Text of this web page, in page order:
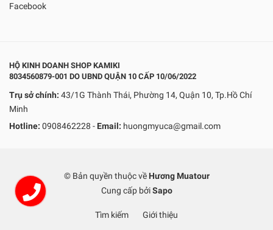
Facebook
HỘ KINH DOANH SHOP KAMIKI
8034560879-001 DO UBND QUẬN 10 CẤP 10/06/2022
Trụ sở chính: 43/1G Thành Thái, Phường 14, Quận 10, Tp.Hồ Chí
Minh
Hotline: 0908462228 - Email: huongmyuca@gmail.com
© Bản quyền thuộc về Hương Muatour
Cung cấp bởi Sapo
Tìm kiếm Giới thiệu